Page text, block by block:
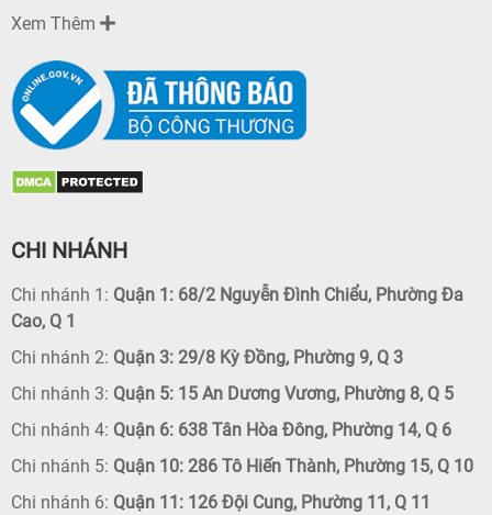
Xem Thêm
CHI NHÁNH
Chi nhánh 1: Quận 1: 68/2 Nguyễn Đình Chiểu, Phường Đa
Cao, Q 1
Chi nhánh 2: Quận 3: 29/8 Kỳ Đồng, Phường 9, Q 3
Chi nhánh 3: Quận 5: 15 An Dương Vương, Phường 8, Q 5
Chi nhánh 4: Quận 6: 638 Tân Hòa Đông, Phường 14, Q 6
Chi nhánh 5: Quận 10: 286 Tô Hiến Thành, Phường 15, Q 10
Chi nhánh 6: Quận 11: 126 Đội Cung, Phường 11, Q 11